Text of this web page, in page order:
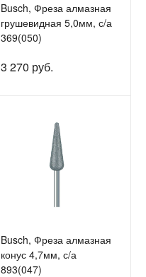
Busch, Фреза алмазная
грушевидная 5,0мм, с/а
369(050)
3 270 руб.
Busch, Фреза алмазная
конус 4,7мм, с/а
893(047)